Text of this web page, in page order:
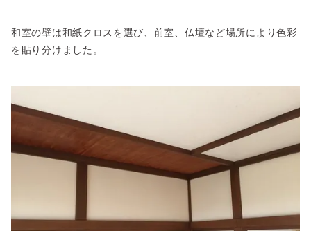
和室の壁は和紙クロスを選び、前室、仏壇など場所により色彩
を貼り分けました。